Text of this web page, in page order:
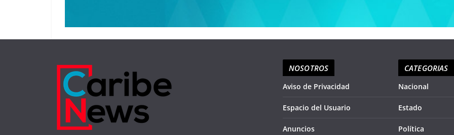
NOSOTROS
Aviso de Privacidad
Espacio del Usuario
Anuncios
CATEGORIAS
Nacional
Estado
Política